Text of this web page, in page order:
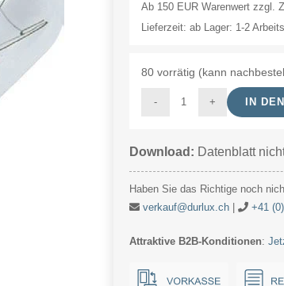
Ab 150 EUR Warenwert zzgl.
Lieferzeit: ab Lager: 1-2
80 vorrätig (kann
Signallampe
5V
10x28mm
Menge
IN
Download: Datenblatt
Haben Sie das Richtige noch
verkauf@durlux.ch| +41
Attraktive B2B-Konditionen: